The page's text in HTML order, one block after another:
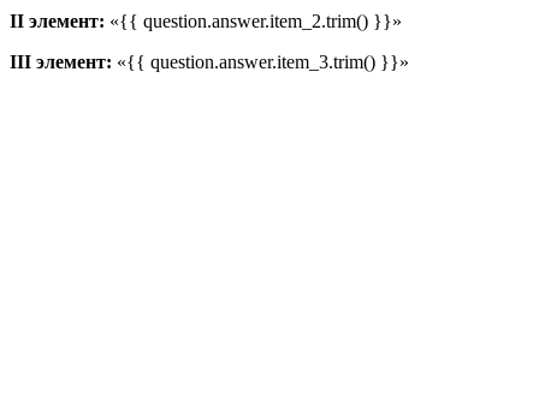
II элемент: «{{ question.answer.item_2.trim() }}»
III элемент: «{{ question.answer.item_3.trim() }}»